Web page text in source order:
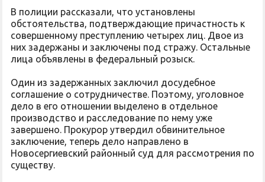
В полиции рассказали, что установлены
обстоятельства, подтверждающие причастность к
совершенному преступлению четырех лиц. Двое из
них задержаны и заключены под стражу. Остальные
лица объявлены в федеральный розыск.
Один из задержанных заключил досудебное
соглашение о сотрудничестве. Поэтому, уголовное
дело в его отношении выделено в отдельное
производство и расследование по нему уже
завершено. Прокурор утвердил обвинительное
заключение, теперь дело направлено в
Новосергиевский районный суд для рассмотрения по
существу.